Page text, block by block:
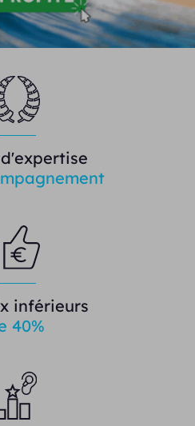
inférieurs
40%